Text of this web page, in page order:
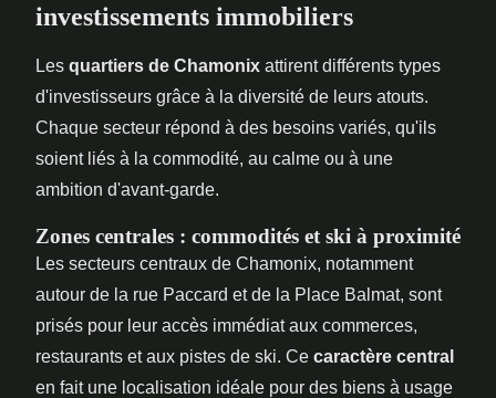
investissements immobiliers
Les quartiers de Chamonix attirent différents types
d'investisseurs grâce à la diversité de leurs atouts.
Chaque secteur répond à des besoins variés, qu'ils
soient liés à la commodité, au calme ou à une
ambition d'avant-garde.
Zones centrales : commodités et ski à proximité
Les secteurs centraux de Chamonix, notamment
autour de la rue Paccard et de la Place Balmat, sont
prisés pour leur accès immédiat aux commerces,
restaurants et aux pistes de ski. Ce caractère central
en fait une localisation idéale pour des biens à usage